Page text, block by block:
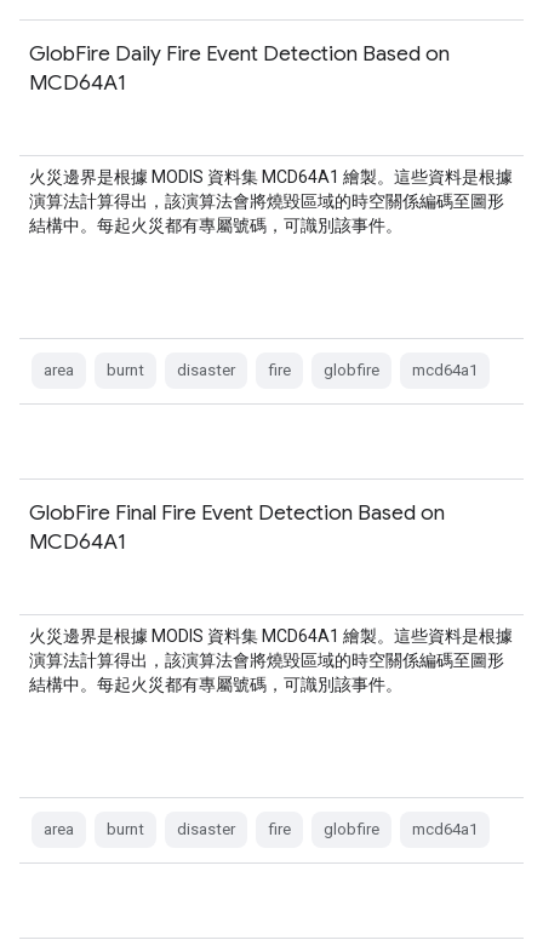
GlobFire Daily Fire Event Detection Based on
MCD64A1
火災邊界是根據 MODIS 資料集 MCD64A1 繪製。這些資料是根據
演算法計算得出，該演算法會將燒毀區域的時空關係編碼至圖形
結構中。每起火災都有專屬號碼，可識別該事件。
area burnt disaster fire globfire mcd64a1
GlobFire Final Fire Event Detection Based on
MCD64A1
火災邊界是根據 MODIS 資料集 MCD64A1 繪製。這些資料是根據
演算法計算得出，該演算法會將燒毀區域的時空關係編碼至圖形
結構中。每起火災都有專屬號碼，可識別該事件。
area burnt disaster fire globfire mcd64a1